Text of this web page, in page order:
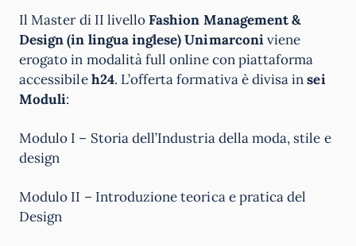
Il Master di II livelloFashion Management &
Design (in lingua inglese) Unimarconiviene
erogato in modalità full online con piattaforma
accessibileh24. L’offerta formativa è divisa insei
Moduli:
Modulo I – Storia dell’Industria della moda, stile e
design
Modulo II – Introduzione teorica e pratica del
Design